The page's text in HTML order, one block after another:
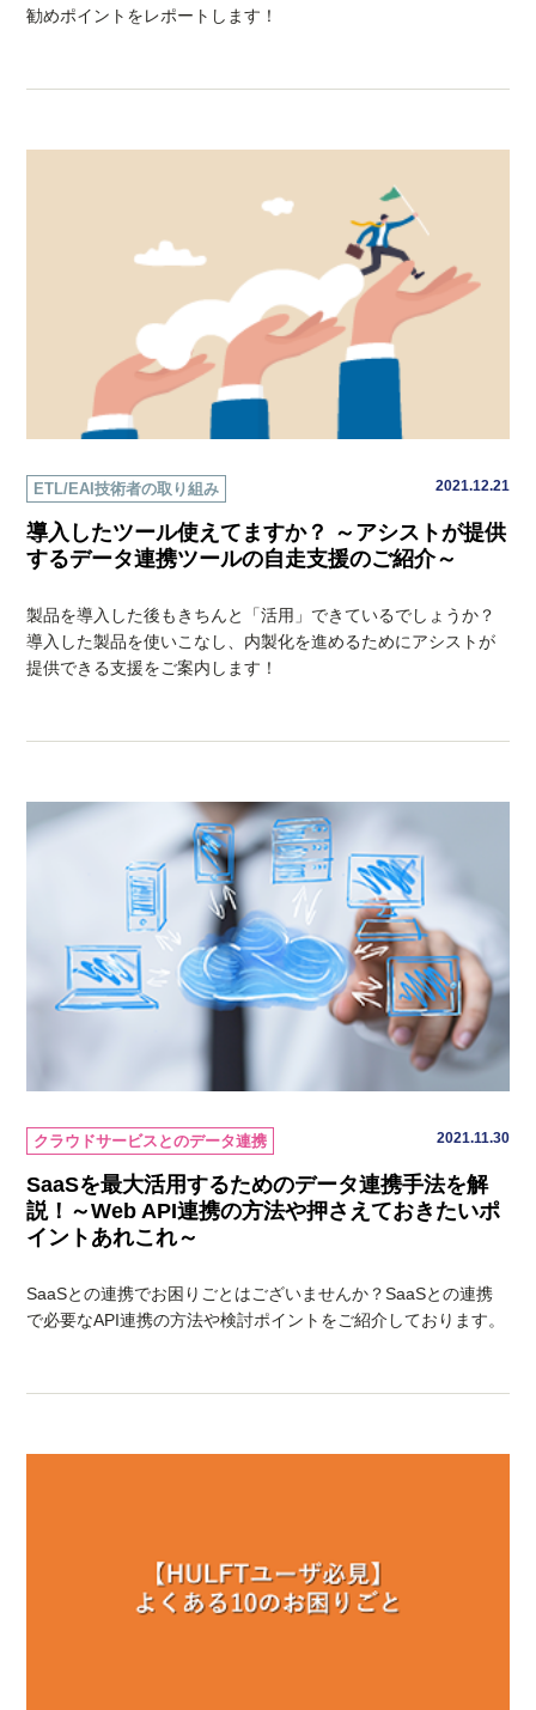
勧めポイントをレポートします！
ETL/EAI技術者の取り組み 2021.12.21
導入したツール使えてますか？ ～アシストが提供
するデータ連携ツールの自走支援のご紹介～
製品を導入した後もきちんと「活用」できているでしょうか？
導入した製品を使いこなし、内製化を進めるためにアシストが
提供できる支援をご案内します！
クラウドサービスとのデータ連携 2021.11.30
SaaSを最大活用するためのデータ連携手法を解
説！～Web API連携の方法や押さえておきたいポ
イントあれこれ～
SaaSとの連携でお困りごとはございませんか？SaaSとの連携
で必要なAPI連携の方法や検討ポイントをご紹介しております。